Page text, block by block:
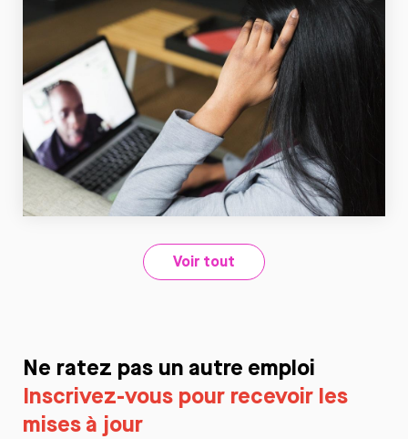
Voir tout
Ne ratez pas un autre emploi
Inscrivez-vous pour recevoir les
mises à jour